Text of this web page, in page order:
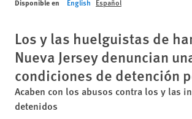
Disponible en English Español
Los y las huelguistas de
Nueva Jersey denuncian
condiciones de detención
Acaben con los abusos contra los y las
detenidos